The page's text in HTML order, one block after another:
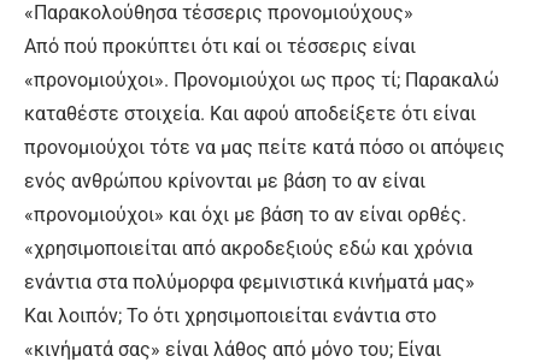
«Παρακολούθησα τέσσερις προνομιούχους»
Από πού προκύπτει ότι καί οι τέσσερις είναι
«προνομιούχοι». Προνομιούχοι ως προς τί; Παρακαλώ
καταθέστε στοιχεία. Και αφού αποδείξετε ότι είναι
προνομιούχοι τότε να μας πείτε κατά πόσο οι απόψεις
ενός ανθρώπου κρίνονται με βάση το αν είναι
«προνομιούχοι» και όχι με βάση το αν είναι ορθές.
«χρησιμοποιείται από ακροδεξιούς εδώ και χρόνια
ενάντια στα πολύμορφα φεμινιστικά κινήματά μας»
Και λοιπόν; Το ότι χρησιμοποιείται ενάντια στο
«κινήματά σας» είναι λάθος από μόνο του; Είναι